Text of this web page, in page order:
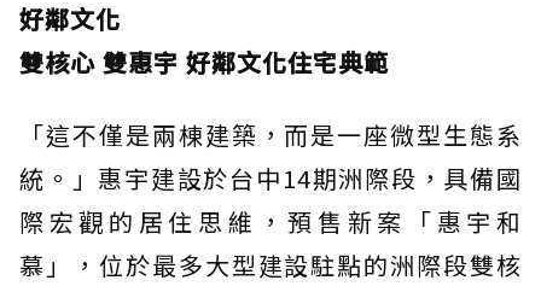
好鄰文化
雙核心 雙惠宇 好鄰文化住宅典範
「這不僅是兩棟建築，而是一座微型生態系
統。」惠宇建設於台中14期洲際段，具備國
際宏觀的居住思維，預售新案「惠宇和
慕」，位於最多大型建設駐點的洲際段雙核